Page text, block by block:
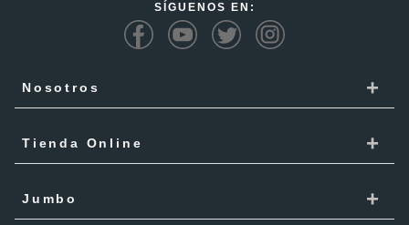
SÍGUENOS EN:
Nosotros +
Responsabilidad Social
Trabaja con Nosotros
Tienda Online +
Cómo comprar
Jumbo +